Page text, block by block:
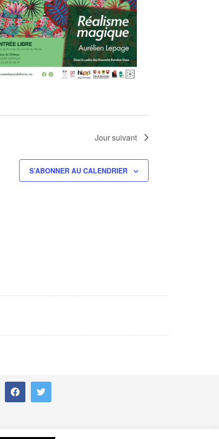
Jour suivant
S’ABONNER AU CALENDRIER